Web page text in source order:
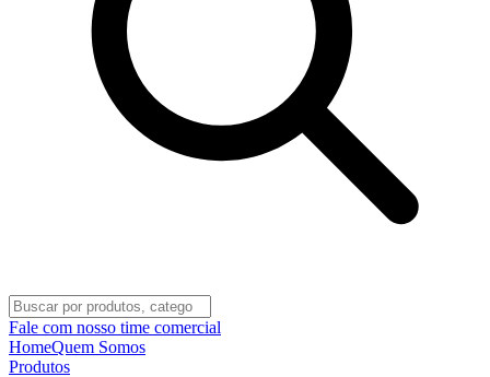
Fale com nosso time comercial
HomeQuem Somos
Produtos